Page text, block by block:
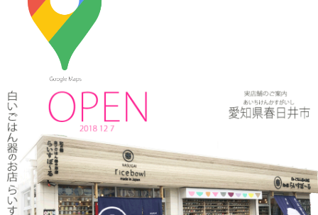
2024/3/12
≪マガジンで掲載されました≫ 流行発信MOOK おでかけ春日井
守山小牧2019-2020 2019年4月号に 白いごはん器のお店 らいす
ぼーる 春日井店が掲載されました。
2024/3/12
≪テレビで紹介されました≫ 2019年5月18日 、東海テレビ ぐっ
さん家！『ぐっさん！オレンジと行く春日井Jeep旅！』で 山口
智充さんが白いごはん器のお店 らいすぼーる 春日井店にいらっ
しゃいました。